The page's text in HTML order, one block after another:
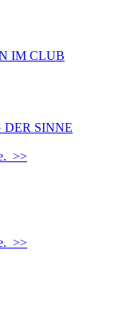
IM CLUB
SINNE
>>
>>